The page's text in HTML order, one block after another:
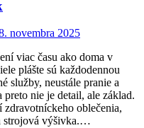
novembra 2025
viac času ako doma v
plášte sú každodennou
služby, neustále pranie a
nie je detail, ale základ.
zdravotníckeho oblečenia,
strojová výšivka.…